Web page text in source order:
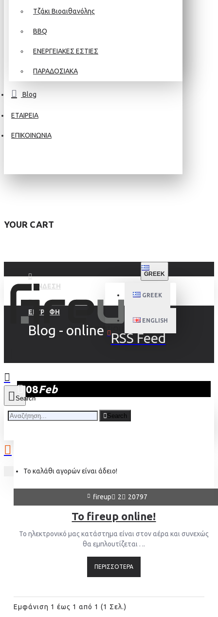
Τζάκι Βιοαιθανόλης
BBQ
ΕΝΕΡΓΕΙΑΚΕΣ ΕΣΤΙΕΣ
ΠΑΡΑΔΟΣΙΑΚΑ
Blog
ΕΤΑΙΡΕΙΑ
ΕΠΙΚΟΙΝΩΝΙΑ
YOUR CART
ΣΥΝΔΕΣΗ
ΕΓΓΡΑΦΉ
GREEK
GREEK
ENGLISH
Search
Search
Το καλάθι αγορών είναι άδειο!
Blog - online
RSS Feed
08Feb
fireup 2 20797
Το fireup online!
Το ηλεκτρονικό μας κατάστημα είναι στον αέρα και συνεχώς
θα εμπλουτίζεται . ..
ΠΕΡΙΣΣΌΤΕΡΑ
Εμφάνιση 1 έως 1 από 1 (1 Σελ.)